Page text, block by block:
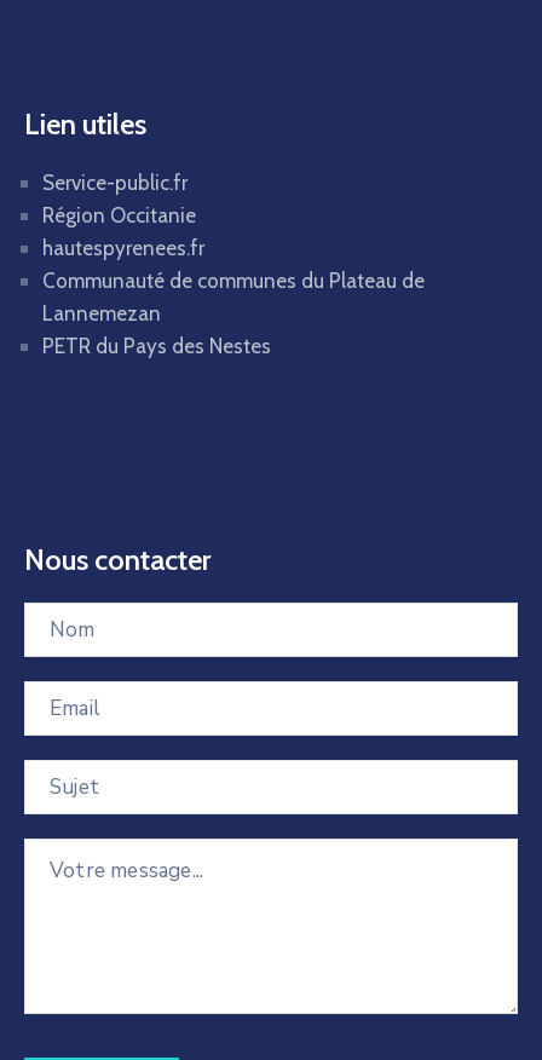
Lien utiles
Service-public.fr
Région Occitanie
hautespyrenees.fr
Communauté de communes du Plateau de
Lannemezan
PETR du Pays des Nestes
Nous contacter